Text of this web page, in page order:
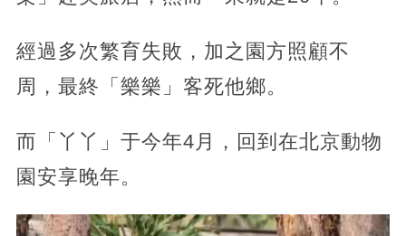
經過多次繁育失敗，加之園方照顧不
周，最終「樂樂」客死他鄉。
而「丫丫」于今年4月，回到在北京動物
園安享晚年。